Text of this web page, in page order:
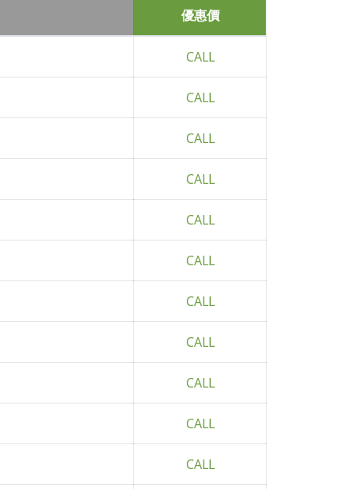
優惠價
CALL
CALL
CALL
CALL
CALL
CALL
CALL
CALL
CALL
CALL
CALL